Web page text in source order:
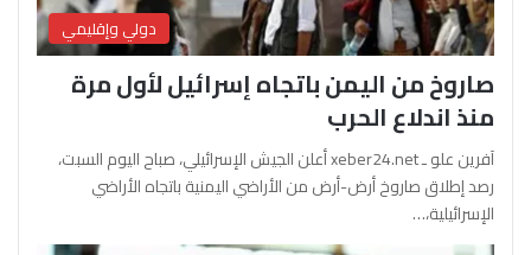
دولي وإقليمي
صاروخ من اليمن باتجاه إسرائيل لأول مرة
منذ اندلاع الحرب
آفرين علو ـ xeber24.net أعلن الجيش الإسرائيلي، صباح اليوم السبت،
رصد إطلاق صاروخ أرض-أرض من الأراضي اليمنية باتجاه الأراضي
الإسرائيلية،…